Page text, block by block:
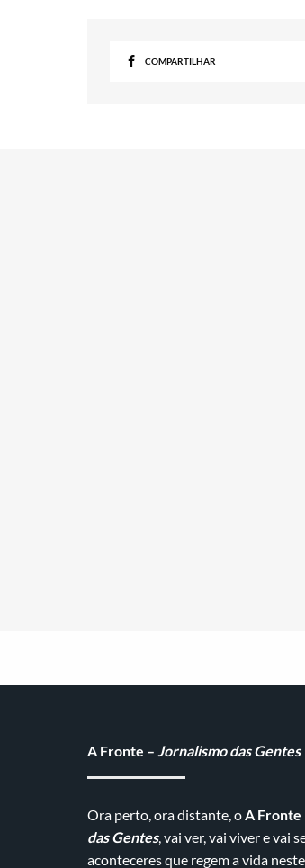
COMPARTILHAR
A Fronte –Jornalismo das Gentes
Ora perto, ora distante, oA
das Gentes, vai ver, vai viver e vai
aconteceres que regem a vida